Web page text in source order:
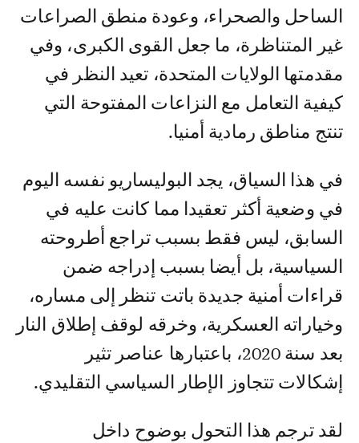
الساحل والصحراء، وعودة منطق الصراعات
غير المتناظرة، ما جعل القوى الكبرى، وفي
مقدمتها الولايات المتحدة، تعيد النظر في
كيفية التعامل مع النزاعات المفتوحة التي
تنتج مناطق رمادية أمنيا.
في هذا السياق، يجد البوليساريو نفسه اليوم
في وضعية أكثر تعقيدا مما كانت عليه في
السابق، ليس فقط بسبب تراجع أطروحته
السياسية، بل أيضا بسبب إدراجه ضمن
قراءات أمنية جديدة باتت تنظر إلى مساره،
وخياراته العسكرية، وخرقه لوقف إطلاق النار
بعد سنة 2020، باعتبارها عناصر تثير
إشكالات تتجاوز الإطار السياسي التقليدي.
لقد ترجم هذا التحول بوضوح داخل